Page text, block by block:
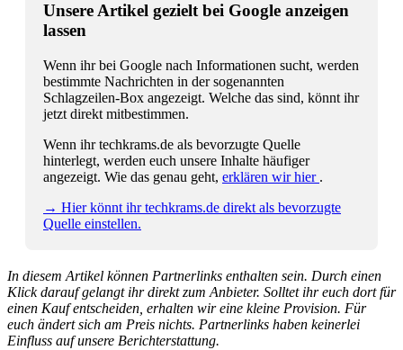
Unsere Artikel gezielt bei Google anzeigen
lassen
Wenn ihr bei Google nach Informationen sucht, werden
bestimmte Nachrichten in der sogenannten
Schlagzeilen-Box angezeigt. Welche das sind, könnt ihr
jetzt direkt mitbestimmen.
Wenn ihr techkrams.de als bevorzugte Quelle
hinterlegt, werden euch unsere Inhalte häufiger
angezeigt. Wie das genau geht, erklären wir hier .
→ Hier könnt ihr techkrams.de direkt als bevorzugte
Quelle einstellen.
In diesem Artikel können Partnerlinks enthalten sein. Durch einen
Klick darauf gelangt ihr direkt zum Anbieter. Solltet ihr euch dort für
einen Kauf entscheiden, erhalten wir eine kleine Provision. Für
euch ändert sich am Preis nichts. Partnerlinks haben keinerlei
Einfluss auf unsere Berichterstattung.